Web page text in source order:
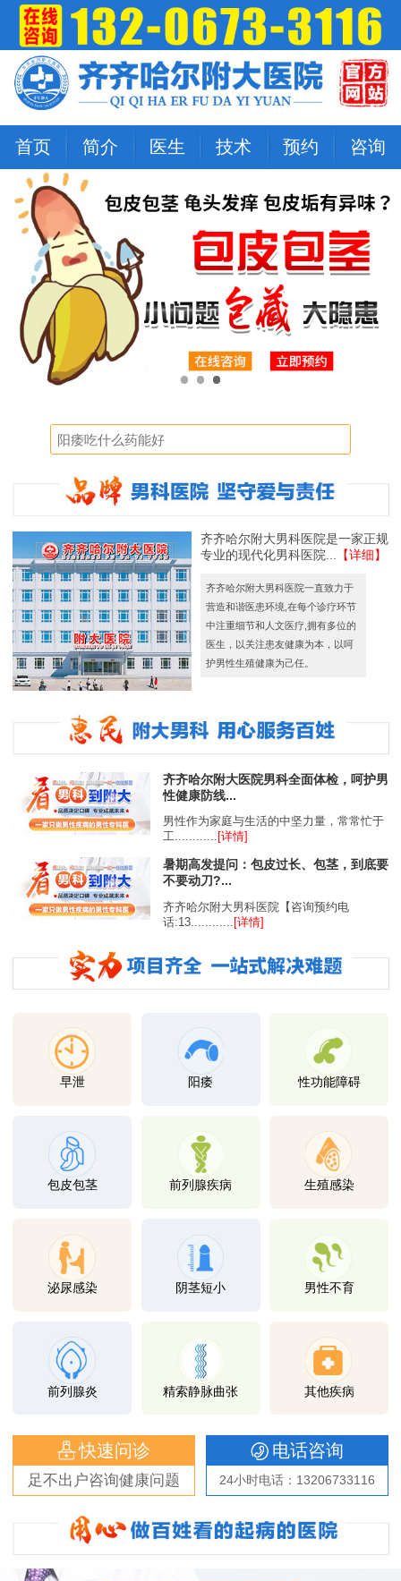
首页 简介 医生 技术 预约 咨询
齐齐哈尔附大男科医院是一家正规
专业的现代化男科医院...
【详细】
齐齐哈尔附大男科医院一直致力于
营造和谐医患环境,在每个诊疗环节
中注重细节和人文医疗,拥有多位的
医生，以关注患友健康为本，以呵
护男性生殖健康为己任。
齐齐哈尔附大医院男科全面体检，呵护男
性健康防线...
男性作为家庭与生活的中坚力量，常常忙于
工............ [详情]
暑期高发提问：包皮过长、包茎，到底要
不要动刀?...
齐齐哈尔附大男科医院【咨询预约电
话:13............
[详情]
早泄 阳痿 性功能障碍
包皮包茎 前列腺疾病 生殖感染
泌尿感染 阴茎短小 男性不育
前列腺炎 精索静脉曲张 其他疾病
快速问诊
足不出户咨询健康问题
电话咨询
24小时电话：13206733116